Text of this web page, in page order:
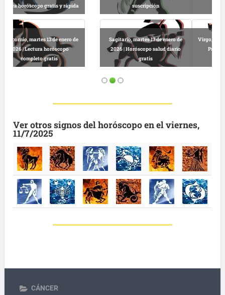
completo
Lectura horóscopo online
Virgo, martes 13 de enero de 2026 |
Predicciones astrológicas
gratuitas hoy
Leo, martes 13 de enero de 2026 |
Horóscopo completo y gratuito
Ver otros signos del horóscopo en el viernes,
11/7/2025
CÁNCER